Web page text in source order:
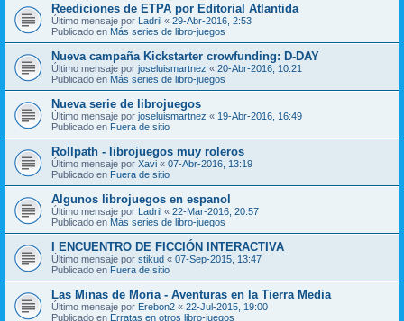
Reediciones de ETPA por Editorial Atlantida
Último mensaje por Ladril « 29-Abr-2016, 2:53
Publicado en Más series de libro-juegos
Nueva campaña Kickstarter crowfunding: D-DAY
Último mensaje por joseluismartnez « 20-Abr-2016, 10:21
Publicado en Más series de libro-juegos
Nueva serie de librojuegos
Último mensaje por joseluismartnez « 19-Abr-2016, 16:49
Publicado en Fuera de sitio
Rollpath - librojuegos muy roleros
Último mensaje por Xavi « 07-Abr-2016, 13:19
Publicado en Fuera de sitio
Algunos librojuegos en espanol
Último mensaje por Ladril « 22-Mar-2016, 20:57
Publicado en Más series de libro-juegos
I ENCUENTRO DE FICCIÓN INTERACTIVA
Último mensaje por stikud « 07-Sep-2015, 13:47
Publicado en Fuera de sitio
Las Minas de Moria - Aventuras en la Tierra Media
Último mensaje por Erebon2 « 22-Jul-2015, 19:00
Publicado en Erratas en otros libro-juegos